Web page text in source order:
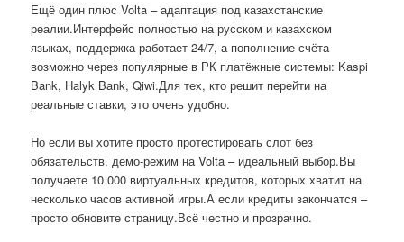
Ещё один плюс Volta – адаптация под казахстанские
реалии.Интерфейс полностью на русском и казахском
языках, поддержка работает 24/7, а пополнение счёта
возможно через популярные в РК платёжные системы: Kaspi
Bank, Halyk Bank, Qiwi.Для тех, кто решит перейти на
реальные ставки, это очень удобно.
Но если вы хотите просто протестировать слот без
обязательств, демо-режим на Volta – идеальный выбор.Вы
получаете 10 000 виртуальных кредитов, которых хватит на
несколько часов активной игры.А если кредиты закончатся –
просто обновите страницу.Всё честно и прозрачно.